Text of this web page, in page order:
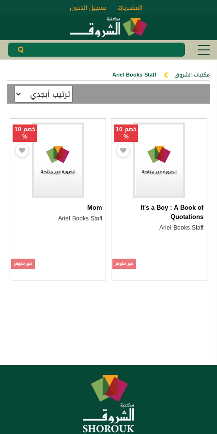
تسجيل الدخول المشتريات
مكتبات الشروق Ariel Books Staff
خصم 10
%
It's a Boy : A Book of
Quotations
Ariel Books Staff
غير متوفر
خصم 10
%
Mom
Ariel Books Staff
غير متوفر